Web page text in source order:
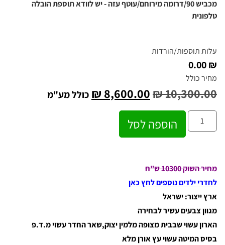
מכביש 90/דרומה מירוחם/עוטף עזה - יש לוודא תוספת הובלה
טלפונית
עלות תוספות/הורדות
₪ 0.00
מחיר כולל
₪10,300.00
₪ 8,600.00 כולל מע"מ
הוספה לסל
מחיר השוק 10300 ש"ח
לחדרי ילדים נוספים לחץ כאן
ארץ ייצור: ישראל
מגוון צבעים עשיר לבחירה
הארון עשוי שבבית מצופה מלמין יצוק,שאר החדר עשוי מ.ד.פ
בסיס המיטה עשוי עץ אורן מלא